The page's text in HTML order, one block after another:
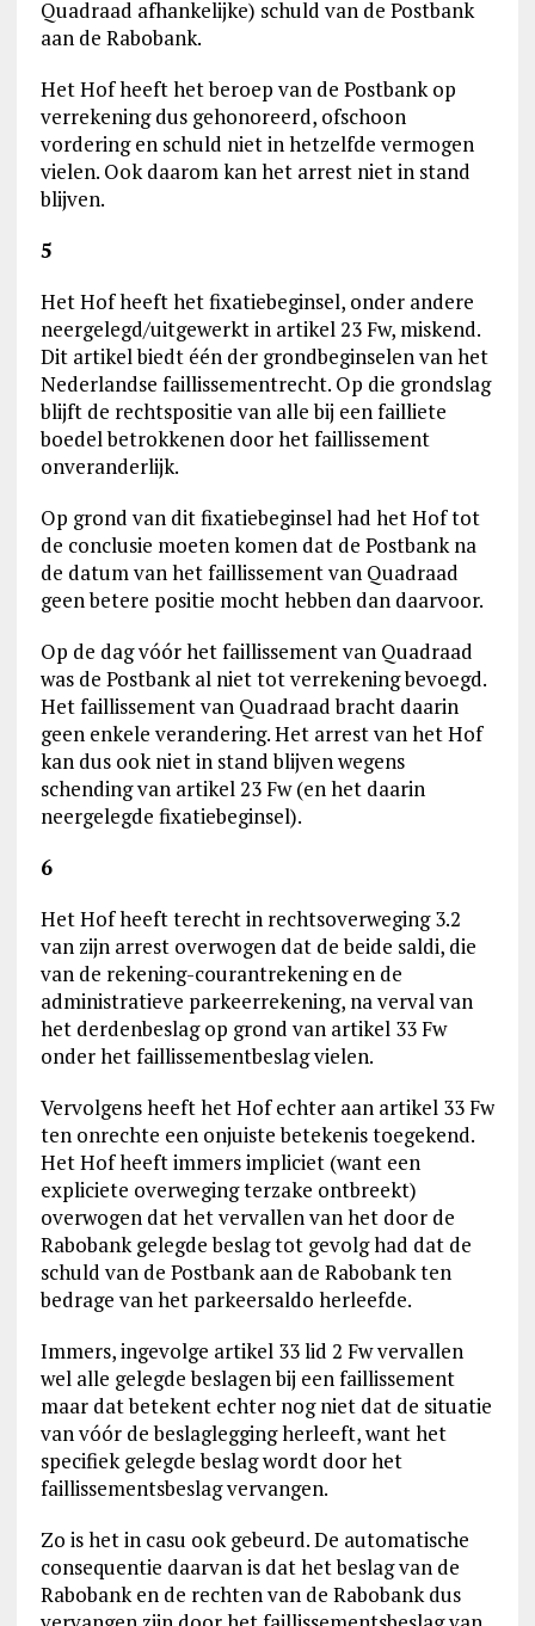
Quadraad afhankelijke) schuld van de Postbank
aan de Rabobank.
Het Hof heeft het beroep van de Postbank op
verrekening dus gehonoreerd, ofschoon
vordering en schuld niet in hetzelfde vermogen
vielen. Ook daarom kan het arrest niet in stand
blijven.
5
Het Hof heeft het fixatiebeginsel, onder andere
neergelegd/uitgewerkt in artikel 23 Fw, miskend.
Dit artikel biedt één der grondbeginselen van het
Nederlandse faillissementrecht. Op die grondslag
blijft de rechtspositie van alle bij een failliete
boedel betrokkenen door het faillissement
onveranderlijk.
Op grond van dit fixatiebeginsel had het Hof tot
de conclusie moeten komen dat de Postbank na
de datum van het faillissement van Quadraad
geen betere positie mocht hebben dan daarvoor.
Op de dag vóór het faillissement van Quadraad
was de Postbank al niet tot verrekening bevoegd.
Het faillissement van Quadraad bracht daarin
geen enkele verandering. Het arrest van het Hof
kan dus ook niet in stand blijven wegens
schending van artikel 23 Fw (en het daarin
neergelegde fixatiebeginsel).
6
Het Hof heeft terecht in rechtsoverweging 3.2
van zijn arrest overwogen dat de beide saldi, die
van de rekening-courantrekening en de
administratieve parkeerrekening, na verval van
het derdenbeslag op grond van artikel 33 Fw
onder het faillissementbeslag vielen.
Vervolgens heeft het Hof echter aan artikel 33 Fw
ten onrechte een onjuiste betekenis toegekend.
Het Hof heeft immers impliciet (want een
expliciete overweging terzake ontbreekt)
overwogen dat het vervallen van het door de
Rabobank gelegde beslag tot gevolg had dat de
schuld van de Postbank aan de Rabobank ten
bedrage van het parkeersaldo herleefde.
Immers, ingevolge artikel 33 lid 2 Fw vervallen
wel alle gelegde beslagen bij een faillissement
maar dat betekent echter nog niet dat de situatie
van vóór de beslaglegging herleeft, want het
specifiek gelegde beslag wordt door het
faillissementsbeslag vervangen.
Zo is het in casu ook gebeurd. De automatische
consequentie daarvan is dat het beslag van de
Rabobank en de rechten van de Rabobank dus